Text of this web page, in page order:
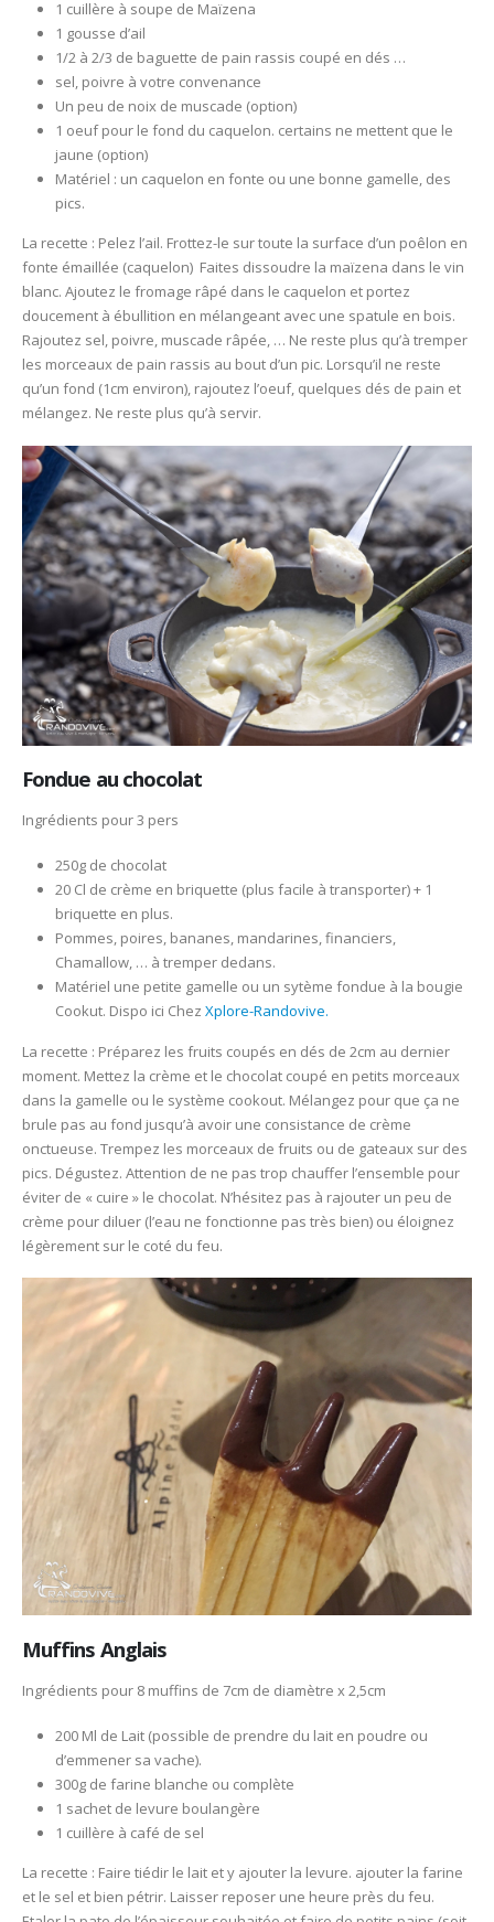
1 cuillère à soupe de Maïzena
1 gousse d’ail
1/2 à 2/3 de baguette de pain rassis coupé en dés …
sel, poivre à votre convenance
Un peu de noix de muscade (option)
1 oeuf pour le fond du caquelon. certains ne mettent que le
jaune (option)
Matériel : un caquelon en fonte ou une bonne gamelle, des
pics.
La recette : Pelez l’ail. Frottez-le sur toute la surface d’un poêlon en
fonte émaillée (caquelon) Faites dissoudre la maïzena dans le vin
blanc. Ajoutez le fromage râpé dans le caquelon et portez
doucement à ébullition en mélangeant avec une spatule en bois.
Rajoutez sel, poivre, muscade râpée, … Ne reste plus qu’à tremper
les morceaux de pain rassis au bout d’un pic. Lorsqu’il ne reste
qu’un fond (1cm environ), rajoutez l’oeuf, quelques dés de pain et
mélangez. Ne reste plus qu’à servir.
Fondue au chocolat
Ingrédients pour 3 pers
250g de chocolat
20 Cl de crème en briquette (plus facile à transporter) + 1
briquette en plus.
Pommes, poires, bananes, mandarines, financiers,
Chamallow, … à tremper dedans.
Matériel une petite gamelle ou un sytème fondue à la bougie
Cookut. Dispo ici Chez Xplore-Randovive.
La recette : Préparez les fruits coupés en dés de 2cm au dernier
moment. Mettez la crème et le chocolat coupé en petits morceaux
dans la gamelle ou le système cookout. Mélangez pour que ça ne
brule pas au fond jusqu’à avoir une consistance de crème
onctueuse. Trempez les morceaux de fruits ou de gateaux sur des
pics. Dégustez. Attention de ne pas trop chauffer l’ensemble pour
éviter de « cuire » le chocolat. N’hésitez pas à rajouter un peu de
crème pour diluer (l’eau ne fonctionne pas très bien) ou éloignez
légèrement sur le coté du feu.
Muffins Anglais
Ingrédients pour 8 muffins de 7cm de diamètre x 2,5cm
200 Ml de Lait (possible de prendre du lait en poudre ou
d’emmener sa vache).
300g de farine blanche ou complète
1 sachet de levure boulangère
1 cuillère à café de sel
La recette : Faire tiédir le lait et y ajouter la levure. ajouter la farine
et le sel et bien pétrir. Laisser reposer une heure près du feu.